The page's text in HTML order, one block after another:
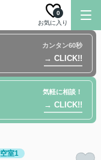
お気に入り
0
カンタン60秒
→ CLICK!!
気軽に相談！
→ CLICK!!
空室1